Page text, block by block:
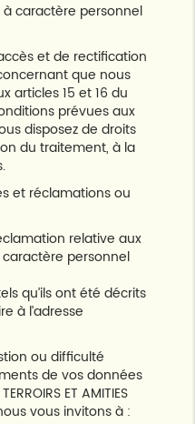
caractère personnel
et de rectification
que nous
articles 15 et 16 du
prévues aux
disposez de droits
du traitement, à la
et réclamations ou
relative aux
personnel
qu’ils ont été décrits
à l’adresse
ou difficulté
de vos données
ET AMITIES
vous invitons à :